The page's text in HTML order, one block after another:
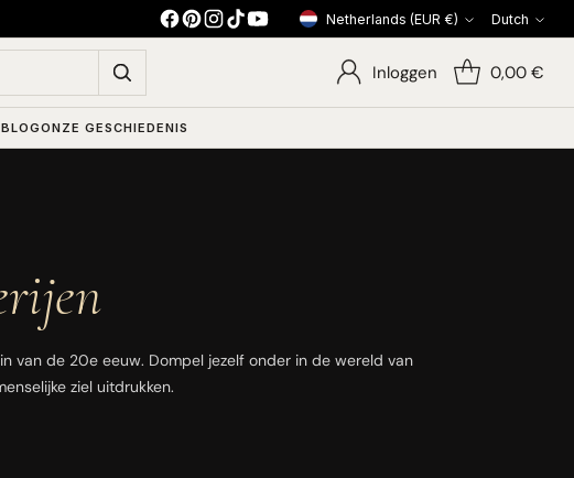
Inloggen 0,00 €
BLOGONZE GESCHIEDENIS
Dutch
Currency
Netherlands (EUR €)
van de 20e eeuw. Dompel jezelf onder in de wereld van
ziel uitdrukken.